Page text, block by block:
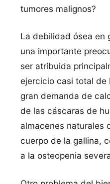
tumores malignos?
La debilidad ósea en
una importante
ser atribuida
ejercicio casi total de
gran demanda de
de las cáscaras de
almacenes naturales
cuerpo de la gallina,
a la osteopenia